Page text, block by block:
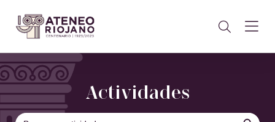
Actividades
Buscar: BOTÓN DE